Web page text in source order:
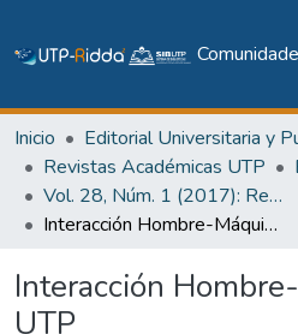
Inicio
Revistas Académicas UTP
Vol. 28, Núm. 1 (2017): Revista EL TECNOLÓGICO
Interacción Hombre-Máquina en la UTP
Interacción
UTP